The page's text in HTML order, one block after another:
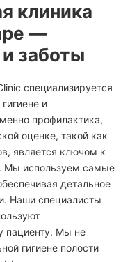
клиника
—
и заботы
специализируется
и
профилактика,
оценке, такой как
является ключом к
Мы используем самые
детальное
Наши специалисты
пациенту. Мы не
гигиене полости